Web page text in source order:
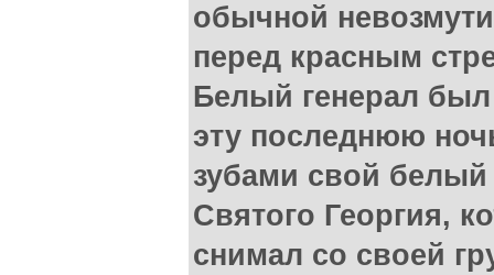
обычной
перед красным
Белый генерал был
эту последнюю
зубами свой
Святого Георгия,
снимал со своей